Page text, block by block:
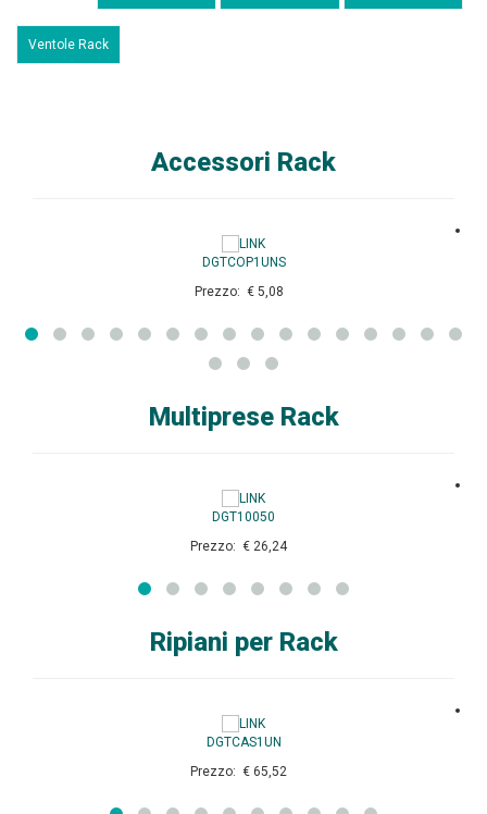
Ventole Rack
Accessori Rack
DGTCOP1UNS
Prezzo: € 5,08
Multiprese Rack
DGT10050
Prezzo: € 26,24
Ripiani per Rack
DGTCAS1UN
Prezzo: € 65,52